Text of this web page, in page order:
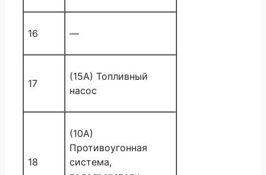
16 —
17
(15А) Топливный
насос
18
(10А)
Противоугонная
система,